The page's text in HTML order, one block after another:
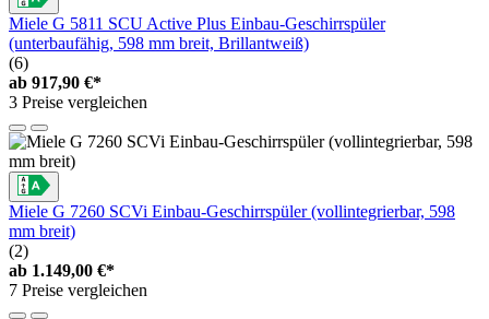
Miele G 5811 SCU Active Plus Einbau-Geschirrspüler
(unterbaufähig, 598 mm breit, Brillantweiß)
(6)
ab 917,90 €*
3 Preise vergleichen
Miele G 7260 SCVi Einbau-Geschirrspüler (vollintegrierbar, 598
mm breit)
(2)
ab 1.149,00 €*
7 Preise vergleichen